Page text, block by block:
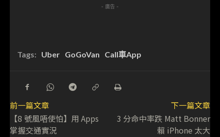
- 廣告 -
Tags: Uber GoGoVan Call車App
前一篇文章
【8 號風唔使怕】用 Apps
掌握交通實況
下一篇文章
3 分命中率跌 Matt Bonner
賴 iPhone 太大